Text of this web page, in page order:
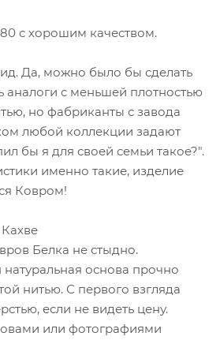
с хорошим качеством.
Да, можно было бы сделать
аналоги с меньшей плотностью
но фабриканты с завода
любой коллекции задают
бы я для своей семьи такое?".
именно такие, изделие
Ковром!
Белка не стыдно.
натуральная основа прочно
нитью. С первого взгляда
если не видеть цену.
или фотографиями